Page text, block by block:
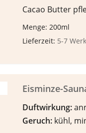
Cacao Butter
Menge: 200ml
Lieferzeit: 5-7
Eisminze-
Duftwirkung:
Geruch: kühl,